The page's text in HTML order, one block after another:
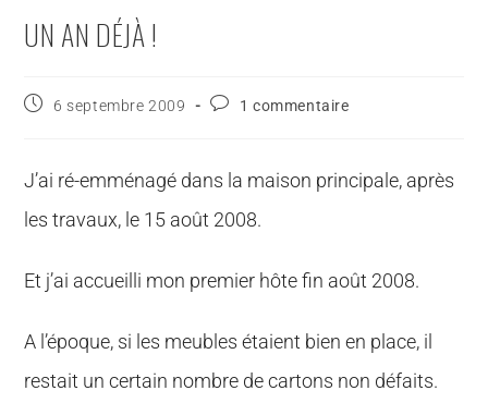
UN AN DÉJÀ !
6 septembre 2009 1 commentaire
J’ai ré-emménagé dans la maison principale, après
les travaux, le 15 août 2008.
Et j’ai accueilli mon premier hôte fin août 2008.
A l’époque, si les meubles étaient bien en place, il
restait un certain nombre de cartons non défaits.